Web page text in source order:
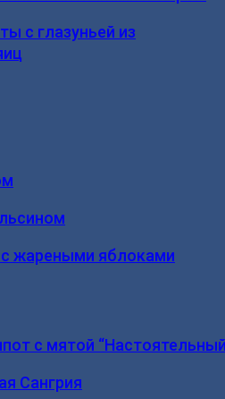
с глазуньей из
жареными яблоками
с мятой
Сангрия